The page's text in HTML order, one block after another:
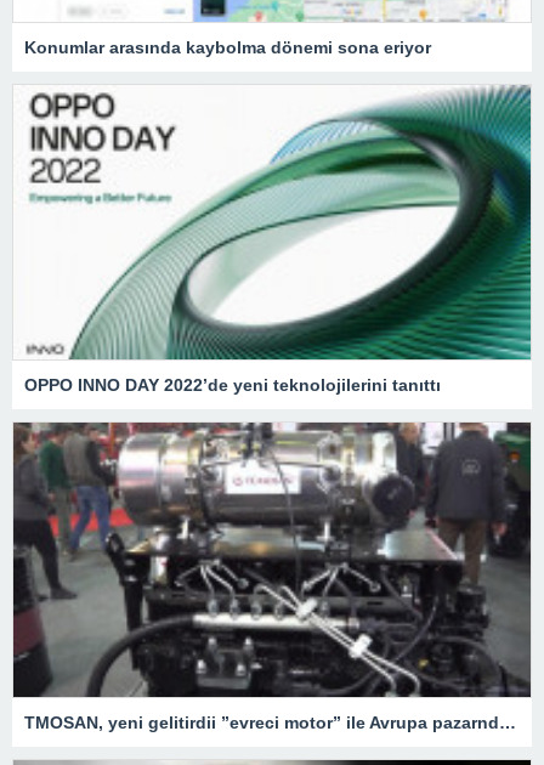
Konumlar arasında kaybolma dönemi sona eriyor
OPPO INNO DAY 2022’de yeni teknolojilerini tanıttı
TMOSAN, yeni gelitirdii ”evreci motor” ile Avrupa pazarnda hzla bymeyi hedefliyor